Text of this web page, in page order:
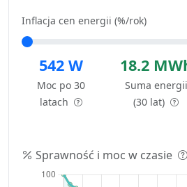
Inflacja cen energii (%/rok)
542 W
Moc po 30
latach
18.2
Suma energii
(30 lat)
Sprawność i moc w czasie